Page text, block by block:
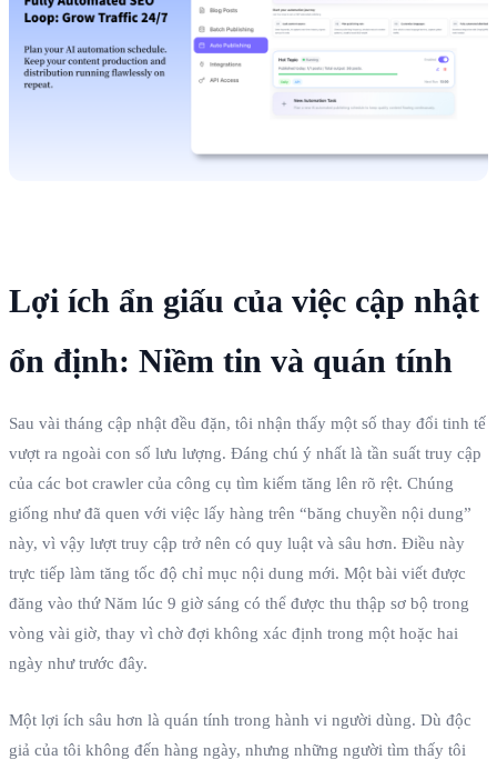
Lợi ích ẩn giấu của việc cập nhật
ổn định: Niềm tin và quán tính
Sau vài tháng cập nhật đều đặn, tôi nhận thấy một số thay đổi tinh tế
vượt ra ngoài con số lưu lượng. Đáng chú ý nhất là tần suất truy cập
của các bot crawler của công cụ tìm kiếm tăng lên rõ rệt. Chúng
giống như đã quen với việc lấy hàng trên “băng chuyền nội dung”
này, vì vậy lượt truy cập trở nên có quy luật và sâu hơn. Điều này
trực tiếp làm tăng tốc độ chỉ mục nội dung mới. Một bài viết được
đăng vào thứ Năm lúc 9 giờ sáng có thể được thu thập sơ bộ trong
vòng vài giờ, thay vì chờ đợi không xác định trong một hoặc hai
ngày như trước đây.
Một lợi ích sâu hơn là quán tính trong hành vi người dùng. Dù độc
giả của tôi không đến hàng ngày, nhưng những người tìm thấy tôi